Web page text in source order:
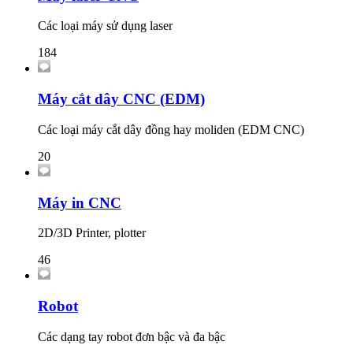
Các loại máy sử dụng laser
184
Máy cắt dây CNC (EDM)
Các loại máy cắt dây đồng hay moliden (EDM CNC)
20
Máy in CNC
2D/3D Printer, plotter
46
Robot
Các dạng tay robot đơn bậc và đa bậc